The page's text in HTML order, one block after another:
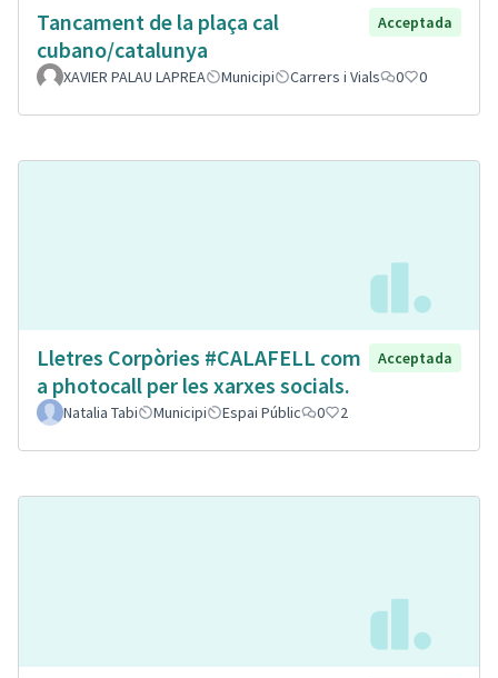
Tancament de la plaça cal
cubano/catalunya
Acceptada
XAVIER PALAU LAPREA Municipi Carrers i Vials 0 0
Lletres Corpòries #CALAFELL com
a photocall per les xarxes socials.
Acceptada
Natalia Tabi Municipi Espai Públic 0 2